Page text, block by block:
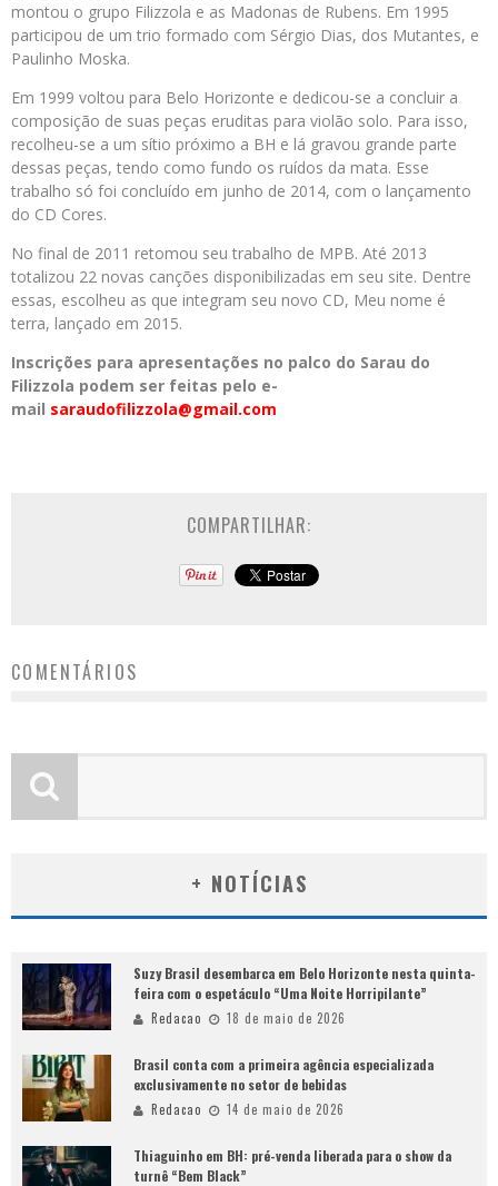
montou o grupo Filizzola e as Madonas de Rubens. Em 1995
participou de um trio formado com Sérgio Dias, dos Mutantes, e
Paulinho Moska.
Em 1999 voltou para Belo Horizonte e dedicou-se a concluir a
composição de suas peças eruditas para violão solo. Para isso,
recolheu-se a um sítio próximo a BH e lá gravou grande parte
dessas peças, tendo como fundo os ruídos da mata. Esse
trabalho só foi concluído em junho de 2014, com o lançamento
do CD Cores.
No final de 2011 retomou seu trabalho de MPB. Até 2013
totalizou 22 novas canções disponibilizadas em seu site. Dentre
essas, escolheu as que integram seu novo CD, Meu nome é
terra, lançado em 2015.
Inscrições para apresentações no palco do Sarau do
Filizzola podem ser feitas pelo e-
mail saraudofilizzola@gmail.com
COMPARTILHAR:
COMENTÁRIOS
+ NOTÍCIAS
Suzy Brasil desembarca em Belo Horizonte nesta quinta-
feira com o espetáculo “Uma Noite Horripilante”
Redacao 18 de maio de 2026
Brasil conta com a primeira agência especializada
exclusivamente no setor de bebidas
Redacao 14 de maio de 2026
Thiaguinho em BH: pré-venda liberada para o show da
turnê “Bem Black”